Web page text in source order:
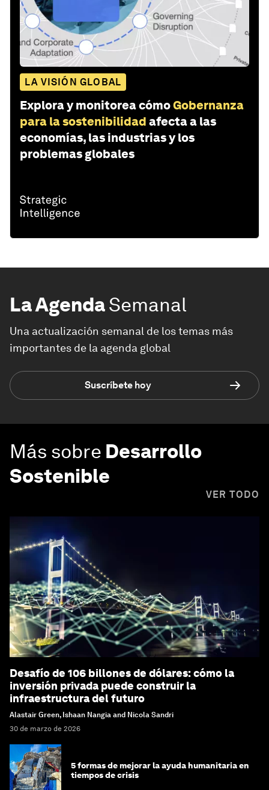
LA VISIÓN GLOBAL
Explora y monitorea cómoGobernanza
para la sostenibilidad afecta a las
economías, las industrias y los
problemas globales
La AgendaSemanal
Una actualización semanal de los temas más
importantes de la agenda global
Suscríbete hoy
Más sobre Desarrollo
Sostenible
VER TODO
Desafío de 106 billones de dólares: cómo la
inversión privada puede construir la
infraestructura del futuro
Alastair Green, Ishaan Nangia and Nicola Sandri
30 de marzo de 2026
5 formas de mejorar la ayuda humanitaria en
tiempos de crisis